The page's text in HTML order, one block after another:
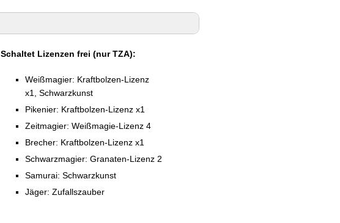
Schaltet Lizenzen frei (nur TZA):
Weißmagier: Kraftbolzen-Lizenz
x1, Schwarzkunst
Pikenier: Kraftbolzen-Lizenz x1
Zeitmagier: Weißmagie-Lizenz 4
Brecher: Kraftbolzen-Lizenz x1
Schwarzmagier: Granaten-Lizenz 2
Samurai: Schwarzkunst
Jäger: Zufallszauber